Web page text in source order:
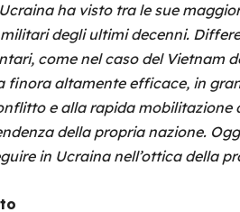
ha visto tra le sue
degli ultimi decenni.
come nel caso del Vietnam
finora altamente efficace, in
e alla rapida
della propria nazione.
in Ucraina nell’ottica della